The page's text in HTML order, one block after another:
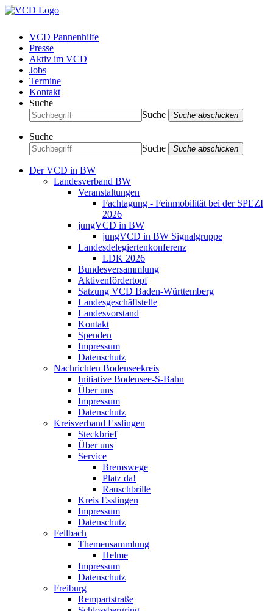
VCD Pannenhilfe
Presse
Aktiv im VCD
Jobs
Termine
Kontakt
Suche
Suche
Suche abschicken
Suche
Suche
Suche abschicken
Der VCD in BW
Landesverband BW
Veranstaltungen
Fachtagung - Feinmobilität bei der SPEZI
2026
jungVCD in BW
jungVCD in BW Signalgruppe
Landesdelegiertenkonferenz
LDK 2026
Bundesversammlung
Aktivenfördertopf
Satzung VCD Baden-Württemberg
Landesgeschäftstelle
Landesvorstand
Kontakt
Spenden
Impressum
Datenschutz
Nachrichten Bodenseekreis
Initiative Bodensee-S-Bahn
Über uns
Impressum
Datenschutz
Kreisverband Esslingen
Steckbrief
Über uns
Service
Bremswege
Platz da!
Rauschbrille
Kreis Esslingen
Impressum
Datenschutz
Fellbach
Themensammlung
Helme
Impressum
Datenschutz
Freiburg
Rempartstraße